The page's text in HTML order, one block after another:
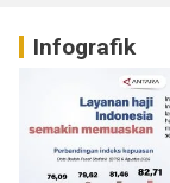
Infografik